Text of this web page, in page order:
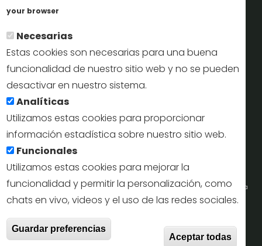
your browser
Necesarias
Estas cookies son necesarias para una buena
funcionalidad de nuestro sitio web y no se pueden
desactivar en nuestro sistema.
Analíticas
Utilizamos estas cookies para proporcionar
información estadística sobre nuestro sitio web.
Funcionales
Utilizamos estas cookies para mejorar la
funcionalidad y permitir la personalización, como
chats en vivo, videos y el uso de las redes sociales.
Guardar preferencias
Aceptar todas
Perfil del contratante
Oficinas de Turismo
reservas@turismodesegovia.com
info@turismodesegovia.com
Aviso legal |
Portal de la Concejalía de Turismo (Ayuntamiento de Segovia) y la Empresa
Municipal de Turismo de Segovia © 2022
Todos los derechos reservados.